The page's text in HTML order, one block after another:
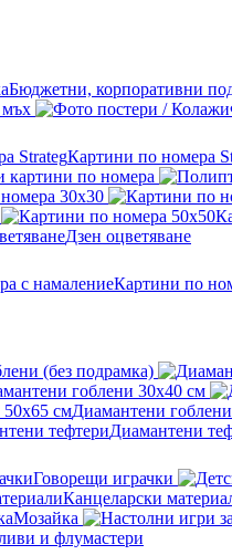
Бюджетни, корпоративни
Картини по номера
картини по номера
30x30
Дзен оцветяване
Картини по
(без подрамка)
гоблени 30x40 см
Диамантени
Диамантени
Говорещи играчки
Канцеларски
Мозайка
и флумастери